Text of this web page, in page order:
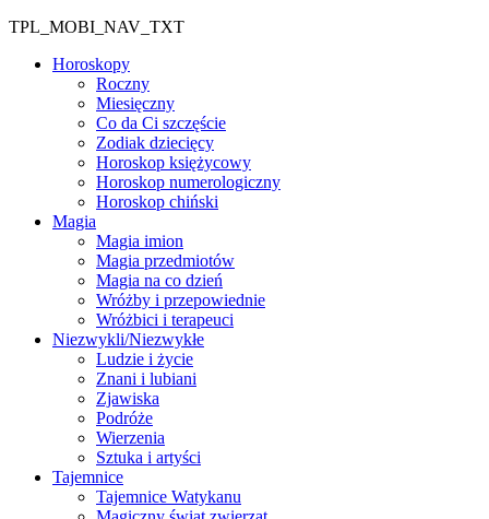
TPL_MOBI_NAV_TXT
Horoskopy
Roczny
Miesięczny
Co da Ci szczęście
Zodiak dziecięcy
Horoskop księżycowy
Horoskop numerologiczny
Horoskop chiński
Magia
Magia imion
Magia przedmiotów
Magia na co dzień
Wróżby i przepowiednie
Wróżbici i terapeuci
Niezwykli/Niezwykłe
Ludzie i życie
Znani i lubiani
Zjawiska
Podróże
Wierzenia
Sztuka i artyści
Tajemnice
Tajemnice Watykanu